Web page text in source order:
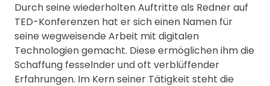
Durch seine wiederholten Auftritte als Redner auf
TED-Konferenzen hat er sich einen Namen für
seine wegweisende Arbeit mit digitalen
Technologien gemacht. Diese ermöglichen ihm die
Schaffung fesselnder und oft verblüffender
Erfahrungen. Im Kern seiner Tätigkeit steht die